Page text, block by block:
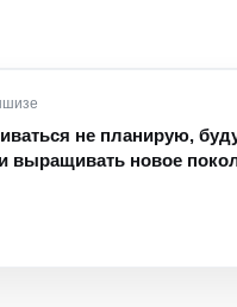
не планирую,
новое